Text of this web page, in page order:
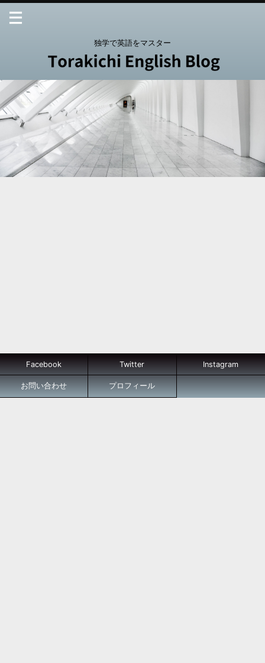
独学で英語をマスター
Facebook Twitter Instagram
お問い合わせ プロフィール